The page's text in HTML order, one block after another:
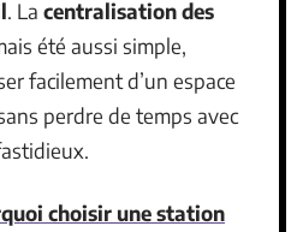
. La centralisation des
été aussi simple,
facilement d’un espace
perdre de temps avec
choisir une station